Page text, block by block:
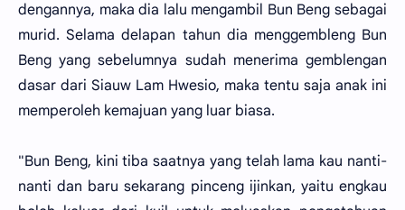
dengannya, maka dia lalu mengambil Bun Beng sebagai
murid. Selama delapan tahun dia menggembleng Bun
Beng yang sebelumnya sudah menerima gemblengan
dasar dari Siauw Lam Hwesio, maka tentu saja anak ini
memperoleh kemajuan yang luar biasa.
"Bun Beng, kini tiba saatnya yang telah lama kau nanti-
nanti dan baru sekarang pinceng ijinkan, yaitu engkau